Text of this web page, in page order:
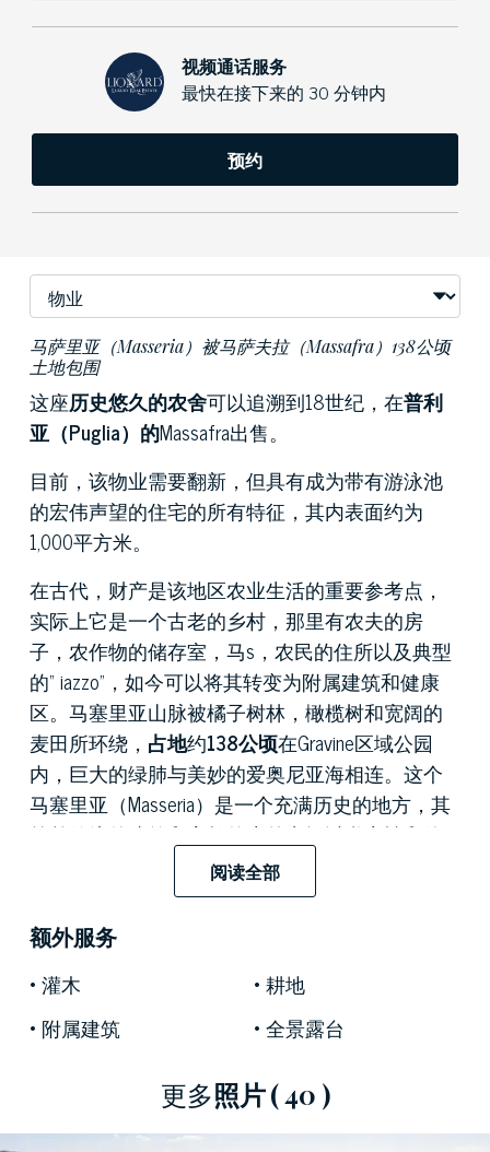
视频通话服务
最快在接下来的 30 分钟内
预约
马萨里亚（Masseria）被马萨夫拉（Massafra）138公顷
土地包围
这座历史悠久的农舍可以追溯到18世纪，在普利
亚（Puglia）的Massafra出售。
目前，该物业需要翻新，但具有成为带有游泳池
的宏伟声望的住宅的所有特征，其内表面约为
1,000平方米。
在古代，财产是该地区农业生活的重要参考点，
实际上它是一个古老的乡村，那里有农夫的房
子，农作物的储存室，马s，农民的住所以及典型
的“ iazzo”，如今可以将其转变为附属建筑和健康
区。马塞里亚山脉被橘子树林，橄榄树和宽阔的
麦田所环绕， 占地约138公顷在Gravine区域公园
内，巨大的绿肺与美妙的爱奥尼亚海相连。这个
马塞里亚（Masseria）是一个充满历史的地方，其
简单传统的建筑和宽敞的户外空间以私密性和休
闲性的名义营造出和平的氛围。在充满植被的多
岩石地区的中心，该结构具有该地区古代农场典
型的原始构造，被用作典雅的乡间别墅，表达了
仍未被污染的领土的魅力。如今，石灰白仍然是
立面的独特标志，使其与周围植被的颜色形成鲜
明对比。它的外部通向一个大杏仁树丛，三个露
台，可欣赏大海和栖息的
马萨夫拉（Massafra）的
阅读全部
额外服务
灌木
耕地
附属建筑
全景露台
更多照片( 40 )